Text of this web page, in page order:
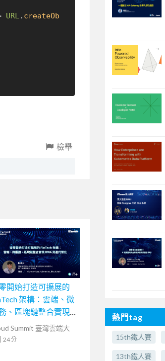
URL. createOb
檢舉
開始打造可擴展的
架構：雲端、微
、區塊鏈整合實現
資產代幣化
Summit 臺灣雲端大
| 24 分
熱門tag
15th鐵人賽
13th鐵人賽